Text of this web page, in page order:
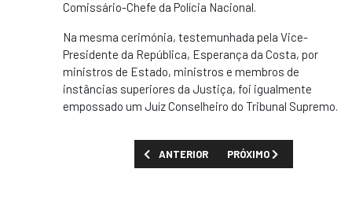
Comissário-Chefe da Polícia Nacional.
Na mesma cerimónia, testemunhada pela Vice-
Presidente da República, Esperança da Costa, por
ministros de Estado, ministros e membros de
instâncias superiores da Justiça, foi igualmente
empossado um Juíz Conselheiro do Tribunal Supremo.
ARTIGO ANTERIOR: OMATAPALO EM
ANTERIOR PRÓXIMO ARTIGO: JOÃO
PRÓXIMO